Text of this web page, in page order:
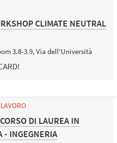
CLIMATE NEUTRAL
3.8-3.9, Via dell'Università
DI LAUREA IN
- INGEGNERIA